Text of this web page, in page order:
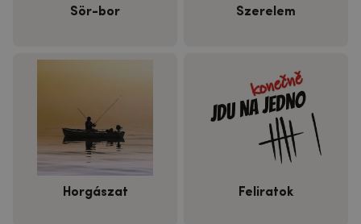
Sör-bor Szerelem
Horgászat Feliratok